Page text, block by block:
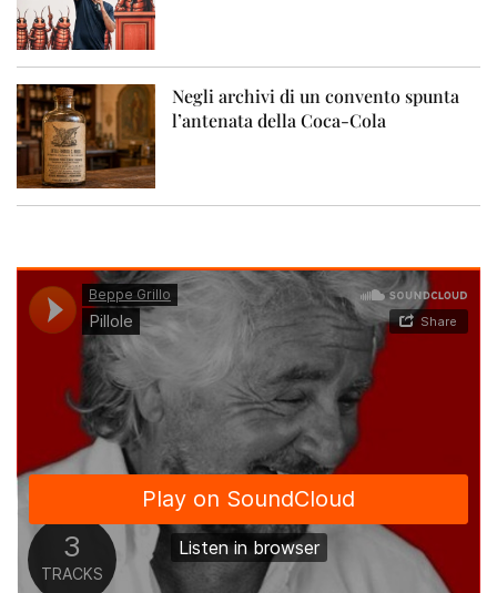
Negli archivi di un convento spunta
l’antenata della Coca-Cola